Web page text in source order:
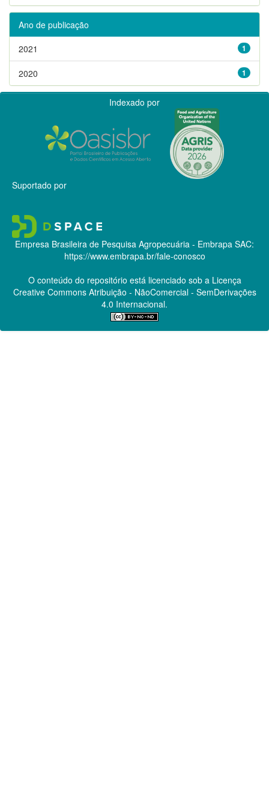
Ano de publicação
1
2021
1
2020
Indexado por
Suportado por
Empresa Brasileira de Pesquisa Agropecuária - Embrapa SAC:
https://www.embrapa.br/fale-conosco
O conteúdo do repositório está licenciado sob a Licença
Creative CommonsAtribuição - NãoComercial - SemDerivações
4.0 Internacional.